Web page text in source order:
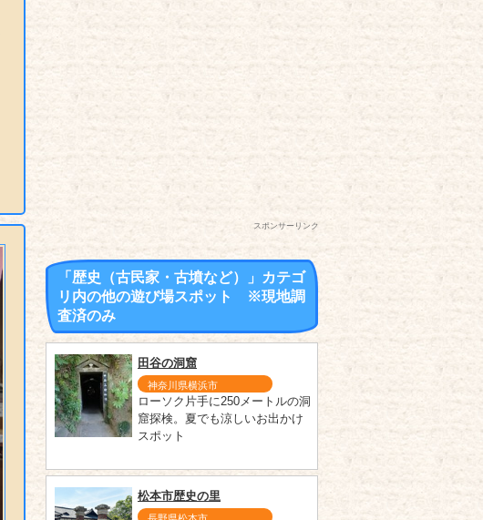
スポンサーリンク
「歴史（古民家・古墳など）」カテゴ
リ内の他の遊び場スポット ※現地調
査済のみ
田谷の洞窟
神奈川県横浜市
ローソク片手に250メートルの洞
窟探検。夏でも涼しいお出かけ
スポット
松本市歴史の里
長野県松本市